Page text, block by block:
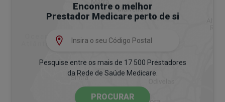
Encontre o melhor
Prestador Medicare perto de si
Pesquise entre os mais de 17 500 Prestadores
da Rede de Saúde Medicare.
PROCURAR